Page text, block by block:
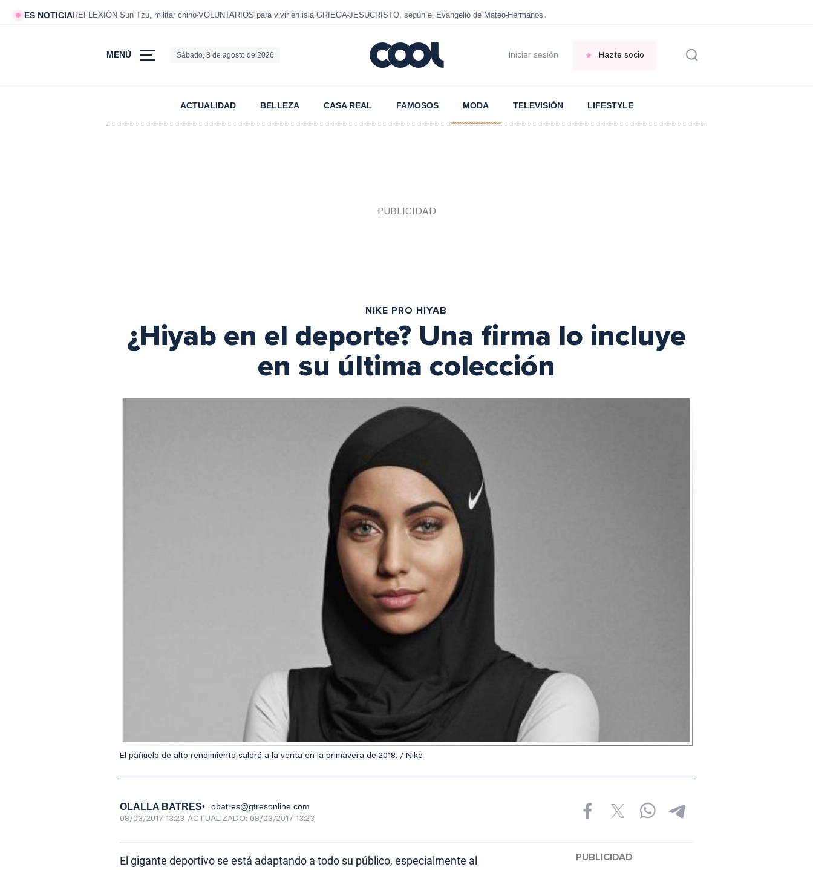
ES NOTICIAREFLEXIÓN Sun Tzu, militar chino VOLUNTARIOS para vivir en isla GRIEGA JESUCRISTO, según el Evangelio de Mateo Hermanos Aranguren sobre el ARROZ
MENÚ Sábado, 8 de agosto de 2026 Iniciar sesión Hazte socio
ACTUALIDAD BELLEZA CASA REAL FAMOSOS MODA TELEVISIÓN LIFESTYLE
NIKE PRO HIYAB
¿Hiyab en el deporte? Una firma lo incluye
en su última colección
El pañuelo de alto rendimiento saldrá a la venta en la primavera de 2018. / Nike
OLALLA BATRES obatres@gtresonline.com
08/03/2017 13:23 ACTUALIZADO: 08/03/2017 13:23
El gigante deportivo se está adaptando a todo su público, especialmente al